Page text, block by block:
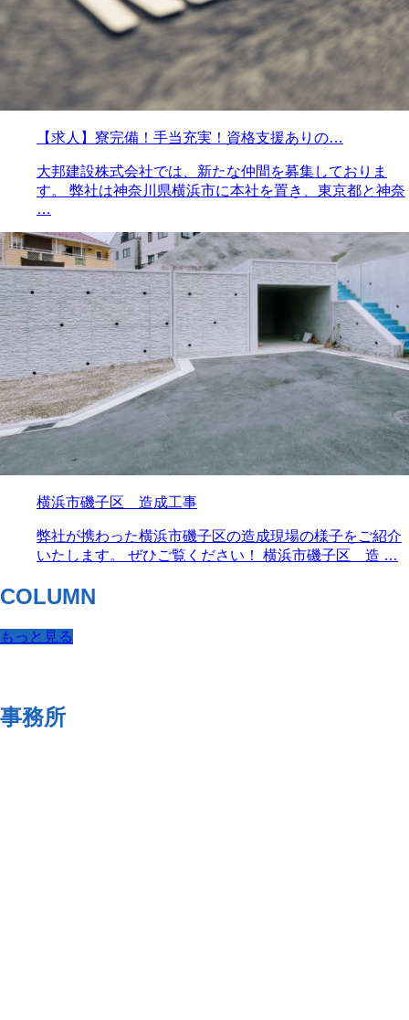
【求人】寮完備！手当充実！資格支援ありの…
大邦建設株式会社では、新たな仲間を募集しておりま
す。 弊社は神奈川県横浜市に本社を置き、東京都と神奈
…
横浜市磯子区 造成工事
弊社が携わった横浜市磯子区の造成現場の様子をご紹介
いたします。 ぜひご覧ください！ 横浜市磯子区 造 …
COLUMN
もっと見る
事務所